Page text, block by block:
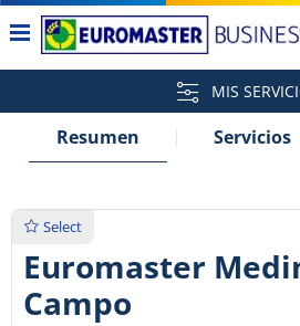
MIS
Resumen Servicios
Select
Euromaster
Campo